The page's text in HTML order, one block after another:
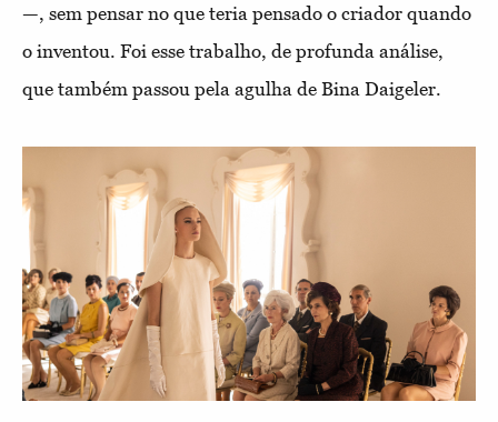
—, sem pensar no que teria pensado o criador quando
o inventou. Foi esse trabalho, de profunda análise,
que também passou pela agulha de Bina Daigeler.